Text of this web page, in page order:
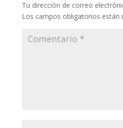
Tu dirección de correo
Los campos obligatorios están